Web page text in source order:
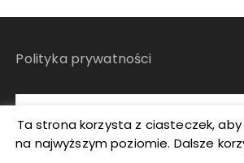
Polityka prywatności
Ta strona korzysta z ciasteczek, aby
na najwyższym poziomie. Dalsze